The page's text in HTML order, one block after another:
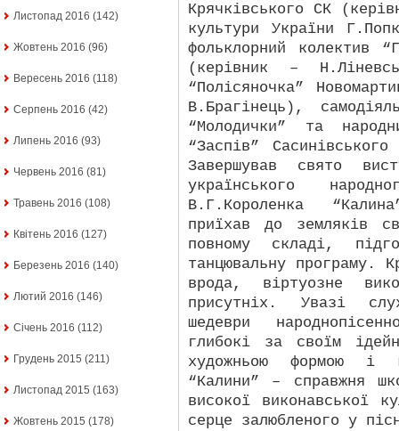
Листопад 2016 (142)
Жовтень 2016 (96)
Вересень 2016 (118)
Серпень 2016 (42)
Липень 2016 (93)
Червень 2016 (81)
Травень 2016 (108)
Квітень 2016 (127)
Березень 2016 (140)
Лютий 2016 (146)
Січень 2016 (112)
Грудень 2015 (211)
Листопад 2015 (163)
Жовтень 2015 (178)
Крячківського СК
культури України
фольклорний колектив
(керівник –
“Полісяночка”
В.Брагінець),
“Молодички” та
“Заспів”
Завершував свято
українського
В.Г.Короленка
приїхав до земляків
повному складі,
танцювальну програму.
врода, віртуозне
присутніх. Увазі
шедеври
глибокі за своїм
художньою формою і
“Калини” – справжня
високої виконавської
серце залюбленого у